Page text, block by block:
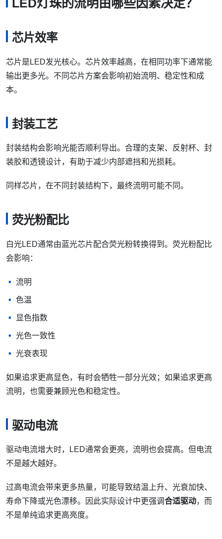
LED灯珠的流明由哪些因素决定？
芯片效率
芯片是LED发光核心。芯片效率越高，在相同功率下通常能
输出更多光。不同芯片方案会影响初始流明、稳定性和成
本。
封装工艺
封装结构会影响光能否顺利导出。合理的支架、反射杯、封
装胶和透镜设计，有助于减少内部遮挡和光损耗。
同样芯片，在不同封装结构下，最终流明可能不同。
荧光粉配比
白光LED通常由蓝光芯片配合荧光粉转换得到。荧光粉配比
会影响：
流明
色温
显色指数
光色一致性
光衰表现
如果追求更高显色，有时会牺牲一部分光效；如果追求更高
流明，也需要兼顾光色和稳定性。
驱动电流
驱动电流增大时，LED通常会更亮，流明也会提高。但电流
不是越大越好。
过高电流会带来更多热量，可能导致结温上升、光衰加快、
寿命下降或光色漂移。因此实际设计中更强调合适驱动，而
不是单纯追求更高亮度。